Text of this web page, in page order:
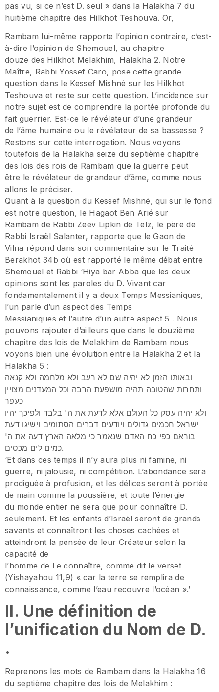
pas vu, si ce n’est D. seul » dans la Halakha 7 du
huitième chapitre des Hilkhot Teshouva. Or,
Rambam lui-même rapporte l’opinion contraire, c’est-
à-dire l’opinion de Shemouel, au chapitre
douze des Hilkhot Melakhim, Halakha 2. Notre
Maître, Rabbi Yossef Caro, pose cette grande
question dans le Kessef Mishné sur les Hilkhot
Teshouva et reste sur cette question. L’incidence sur
notre sujet est de comprendre la portée profonde du
fait guerrier. Est-ce le révélateur d’une grandeur
de l’âme humaine ou le révélateur de sa bassesse ?
Restons sur cette interrogation. Nous voyons
toutefois de la Halakha seize du septième chapitre
des lois des rois de Rambam que la guerre peut
être le révélateur de grandeur d’âme, comme nous
allons le préciser.
Quant à la question du Kessef Mishné, qui sur le fond
est notre question, le Hagaot Ben Arié sur
Rambam de Rabbi Zeev Lipkin de Telz, le père de
Rabbi Israël Salanter, rapporte que le Gaon de
Vilna répond dans son commentaire sur le Traité
Berakhot 34b où est rapporté le même débat entre
Shemouel et Rabbi ‘Hiya bar Abba que les deux
opinions sont les paroles du D. Vivant car
fondamentalement il y a deux Temps Messianiques,
l’un parle d’un aspect des Temps
Messianiques et l’autre d’un autre aspect 5 . Nous
pouvons rajouter d’ailleurs que dans le douzième
chapitre des lois de Melakhim de Rambam nous
voyons bien une évolution entre la Halakha 2 et la
Halakha 5 :
ובאותו הזמן לא יהיה שם לא רעב ולא מלחמה ולא קנאה
ותחרות שהטובה תהיה מושפעת הרבה וכל המעדנים מצויין
כעפר
ולא יהיה עסק כל העולם אלא לדעת את ה' בלבד ולפיכך יהיו
ישראל חכמים גדולים ויודעים דברים הסתומים וישיגו דעת
בוראם כפי כח האדם שנאמר כי מלאה הארץ דעה את ה'
כמים לים מכסים.
‘Et dans ces temps il n’y aura plus ni famine, ni
guerre, ni jalousie, ni compétition. L’abondance sera
prodiguée à profusion, et les délices seront à portée
de main comme la poussière, et toute l’énergie
du monde entier ne sera que pour connaître D.
seulement. Et les enfants d’Israël seront de grands
savants et connaîtront les choses cachées et
atteindront la pensée de leur Créateur selon la
capacité de
l’homme de Le connaître, comme dit le verset
(Yishayahou 11,9) « car la terre se remplira de
connaissance, comme l’eau recouvre l’océan ».’
II. Une définition de
l’unification du Nom de D.
.
Reprenons les mots de Rambam dans la Halakha 16
du septième chapitre des lois de Melakhim :